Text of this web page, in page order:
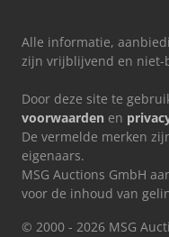
Alle informatie,
zijn vrijblijvend en niet-
Door deze site te
voorwaarden en
De vermelde merken
eigenaars.
MSG Auctions GmbH
voor de inhoud van
© 2000 - 2026 MSG